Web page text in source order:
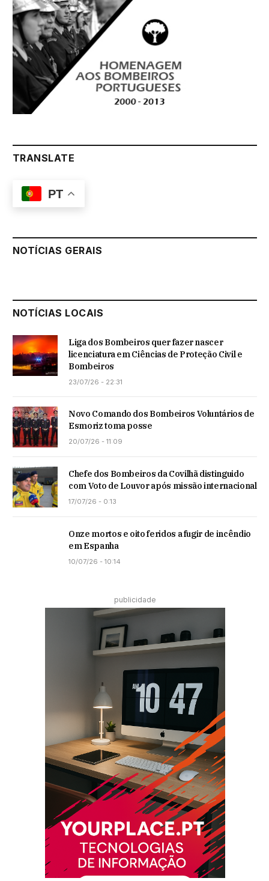
TRANSLATE
PT
NOTÍCIAS GERAIS
NOTÍCIAS LOCAIS
Liga dos Bombeiros quer fazer nascer
licenciatura em Ciências de Proteção Civil e
Bombeiros
23/07/26 - 22:31
Novo Comando dos Bombeiros Voluntários de
Esmoriz toma posse
20/07/26 - 11:09
Chefe dos Bombeiros da Covilhã distinguido
com Voto de Louvor após missão internacional
17/07/26 - 0:13
Onze mortos e oito feridos a fugir de incêndio
em Espanha
10/07/26 - 10:14
publicidade